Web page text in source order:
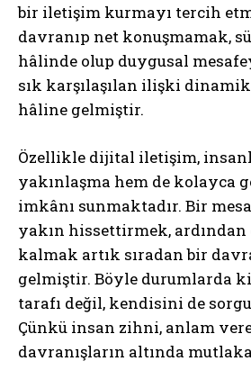
bir iletişim kurmayı tercih
davranıp net konuşmamak,
hâlinde olup duygusal
sık karşılaşılan ilişki
hâline gelmiştir.
Özellikle dijital iletişim,
yakınlaşma hem de kolayca
imkânı sunmaktadır. Bir
yakın hissettirmek, ardından
kalmak artık sıradan bir
gelmiştir. Böyle durumlarda
tarafı değil, kendisini de
Çünkü insan zihni, anlam
davranışların altında